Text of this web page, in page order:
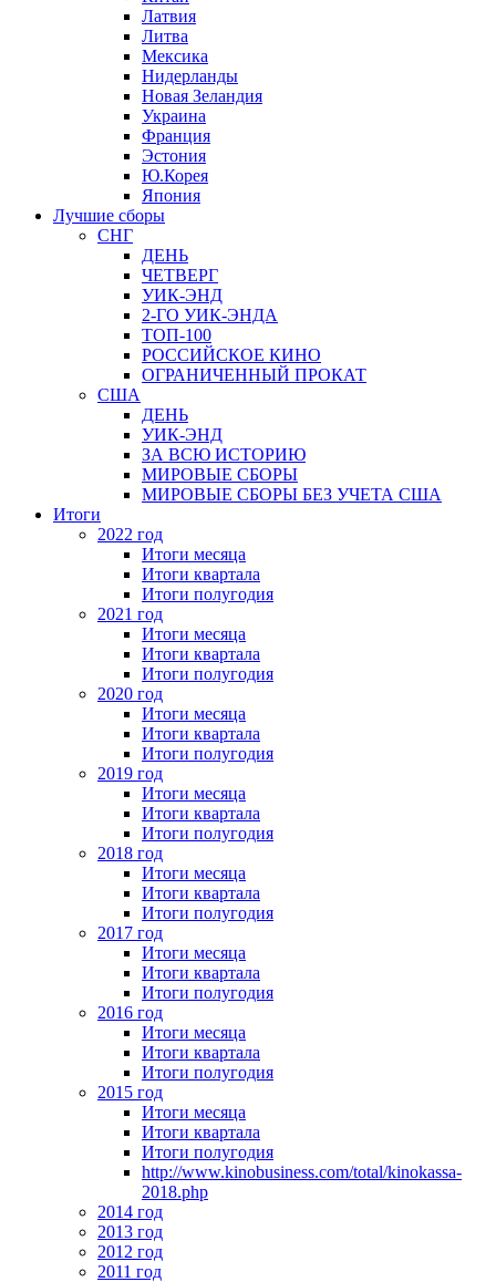
Латвия
Литва
Мексика
Нидерланды
Новая Зеландия
Украина
Франция
Эстония
Ю.Корея
Япония
Лучшие сборы
СНГ
ДЕНЬ
ЧЕТВЕРГ
УИК-ЭНД
2-ГО УИК-ЭНДА
ТОП-100
РОССИЙСКОЕ КИНО
ОГРАНИЧЕННЫЙ ПРОКАТ
США
ДЕНЬ
УИК-ЭНД
ЗА ВСЮ ИСТОРИЮ
МИРОВЫЕ СБОРЫ
МИРОВЫЕ СБОРЫ БЕЗ УЧЕТА США
Итоги
2022 год
Итоги месяца
Итоги квартала
Итоги полугодия
2021 год
Итоги месяца
Итоги квартала
Итоги полугодия
2020 год
Итоги месяца
Итоги квартала
Итоги полугодия
2019 год
Итоги месяца
Итоги квартала
Итоги полугодия
2018 год
Итоги месяца
Итоги квартала
Итоги полугодия
2017 год
Итоги месяца
Итоги квартала
Итоги полугодия
2016 год
Итоги месяца
Итоги квартала
Итоги полугодия
2015 год
Итоги месяца
Итоги квартала
Итоги полугодия
http://www.kinobusiness.com/total/kinokassa-
2018.php
2014 год
2013 год
2012 год
2011 год